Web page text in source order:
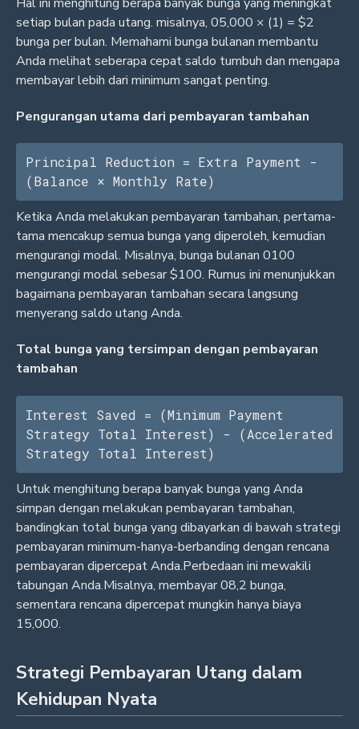
setiap bulan pada utang. misalnya, 05,000 × (1) = $2
bunga per bulan. Memahami bunga bulanan membantu
Anda melihat seberapa cepat saldo tumbuh dan mengapa
membayar lebih dari minimum sangat penting.
Pengurangan utama dari pembayaran tambahan
Principal Reduction = Extra Payment -
(Balance × Monthly Rate)
Ketika Anda melakukan pembayaran tambahan, pertama-
tama mencakup semua bunga yang diperoleh, kemudian
mengurangi modal. Misalnya, bunga bulanan 0100
mengurangi modal sebesar $100. Rumus ini menunjukkan
bagaimana pembayaran tambahan secara langsung
menyerang saldo utang Anda.
Total bunga yang tersimpan dengan pembayaran
tambahan
Interest Saved = (Minimum Payment
Strategy Total Interest) - (Accelerated
Strategy Total Interest)
Untuk menghitung berapa banyak bunga yang Anda
simpan dengan melakukan pembayaran tambahan,
bandingkan total bunga yang dibayarkan di bawah strategi
pembayaran minimum-hanya-berbanding dengan rencana
pembayaran dipercepat Anda.Perbedaan ini mewakili
tabungan Anda.Misalnya, membayar 08,2 bunga,
sementara rencana dipercepat mungkin hanya biaya
15,000.
Strategi Pembayaran Utang dalam
Kehidupan Nyata